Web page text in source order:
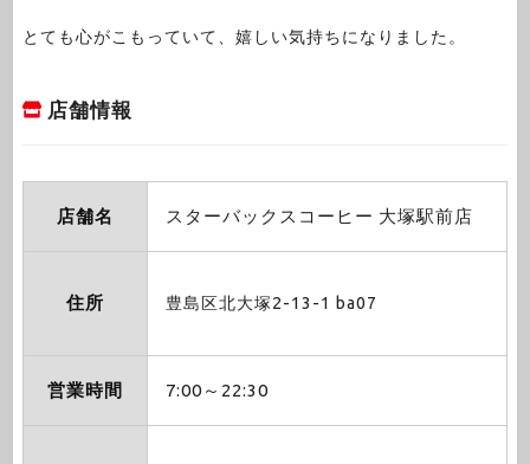
とても心がこもっていて、嬉しい気持ちになりました。
店舗情報
店舗名 スターバックスコーヒー 大塚駅前店
住所 豊島区北大塚2-13-1 ba07
営業時間 7:00～22:30